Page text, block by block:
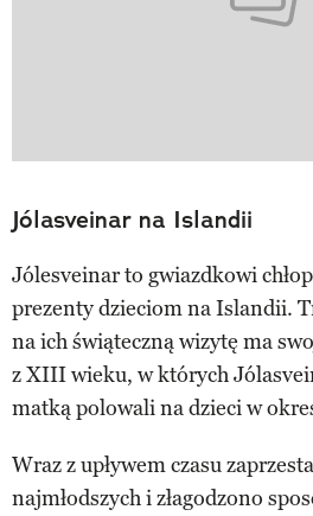
Jólasveinar na Islandii
Jólesveinar to gwiazdkowi
prezenty dzieciom na Islandii.
na ich świąteczną wizytę ma
z XIII wieku, w których
matką polowali na dzieci w
Wraz z upływem czasu
najmłodszych i złagodzono